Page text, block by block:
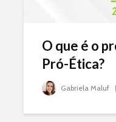
O que é o
Pró-Ética?
Gabriela Maluf